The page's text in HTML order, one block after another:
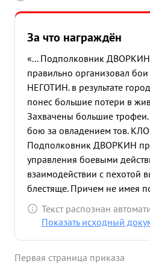
За что награждён
«... Подполковник ДВОРКИН
правильно организовал бои
НЕГОТИН. в результате
понес большие потери в
Захвачены большие трофеи.
бою за овладением тов.
Подполковник ДВОРКИН
управления боевыми
взаимодействии с пехотой
блестяще. Причем не имея
незначительных потерях в
боевой обстановке ведет
заслуживает кваснов с
Текст распознан
Показать исходный
Первая страница приказа